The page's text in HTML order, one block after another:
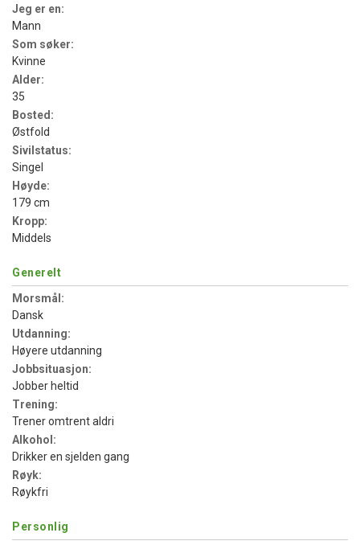
Jeg er en:
Mann
Som søker:
Kvinne
Alder:
35
Bosted:
Østfold
Sivilstatus:
Singel
Høyde:
179 cm
Kropp:
Middels
Generelt
Morsmål:
Dansk
Utdanning:
Høyere utdanning
Jobbsituasjon:
Jobber heltid
Trening:
Trener omtrent aldri
Alkohol:
Drikker en sjelden gang
Røyk:
Røykfri
Personlig